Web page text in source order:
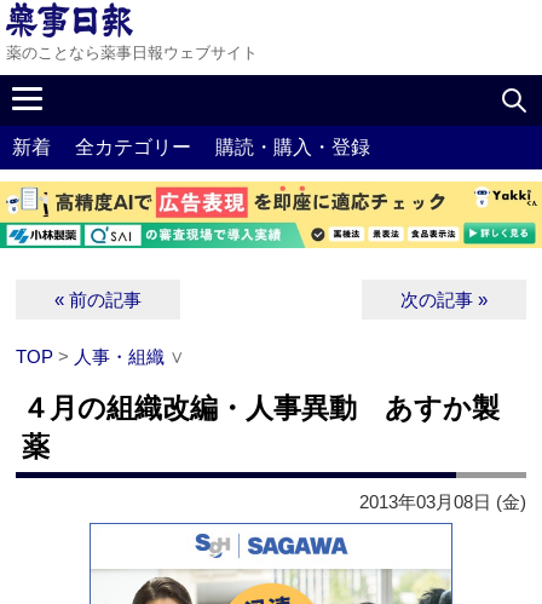
薬のことなら薬事日報ウェブサイト
新着 全カテゴリー 購読・購入・登録
« 前の記事 次の記事 »
TOP > 人事・組織 ∨
４月の組織改編・人事異動 あすか製
薬
2013年03月08日 (金)